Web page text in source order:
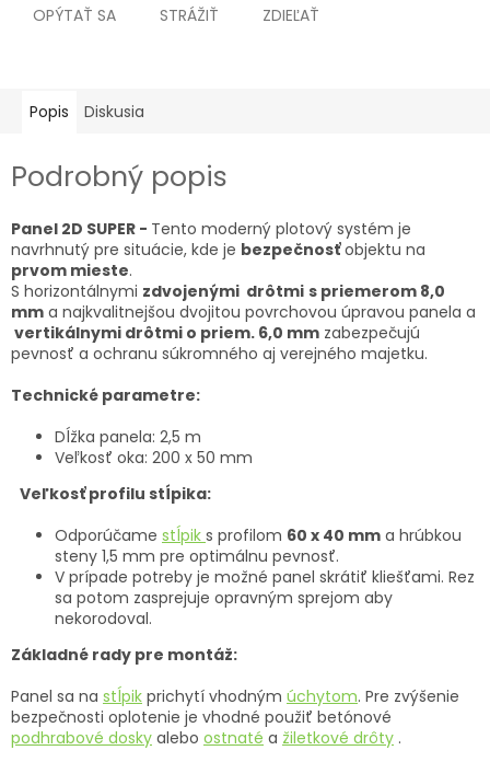
OPÝTAŤ SA STRÁŽIŤ ZDIEĽAŤ
Popis Diskusia
Podrobný popis
Panel 2D SUPER - Tento moderný plotový systém je
navrhnutý pre situácie, kde je bezpečnosťobjektu na
prvom mieste.
S horizontálnymi zdvojenými drôtmi s priemerom 8,0
mm a najkvalitnejšou dvojitou povrchovou úpravou panela a
vertikálnymi drôtmi o priem. 6,0 mm zabezpečujú
pevnosť a ochranu súkromného aj verejného majetku.
Technické parametre:
Dĺžka panela: 2,5 m
Veľkosť oka: 200 x 50 mm
Veľkosť profilu stĺpika:
Odporúčame stĺpik s profilom 60 x 40 mm a hrúbkou
steny 1,5 mm pre optimálnu pevnosť.
V prípade potreby je možné panel skrátiť kliešťami. Rez
sa potom zasprejuje opravným sprejom aby
nekorodoval.
Základné rady pre montáž:
Panel sa na stĺpik prichytí vhodným úchytom. Pre zvýšenie
bezpečnosti oplotenie je vhodné použiť betónové
podhrabové dosky alebo ostnaté a žiletkové drôty .